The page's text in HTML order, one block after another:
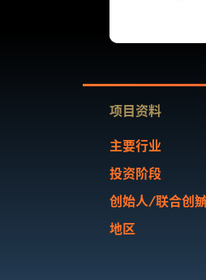
项目资料
主要行业
投资阶段
创始人/联合创
地区